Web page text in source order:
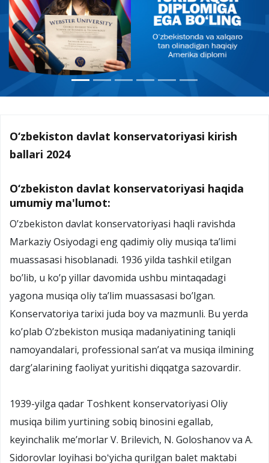
O‘zbekiston davlat konservatoriyasi kirish
ballari 2024
O‘zbekiston davlat konservatoriyasi haqida
umumiy ma'lumot:
O’zbekiston davlat konservatoriyasi haqli ravishda
Markaziy Osiyodagi eng qadimiy oliy musiqa ta’limi
muassasasi hisoblanadi. 1936 yilda tashkil etilgan
bo’lib, u ko’p yillar davomida ushbu mintaqadagi
yagona musiqa oliy ta’lim muassasasi bo’lgan.
Konservatoriya tarixi juda boy va mazmunli. Bu yerda
ko’plab O’zbekiston musiqa madaniyatining taniqli
namoyandalari, professional san’at va musiqa ilmining
darg’alarining faoliyat yuritishi diqqatga sazovardir.
1939-yilga qadar Toshkent konservatoriyasi Oliy
musiqa bilim yurtining sobiq binosini egallab,
keyinchalik meʼmorlar V. Brilevich, N. Goloshanov va A.
Sidorovlar loyihasi boʻyicha qurilgan balet maktabi